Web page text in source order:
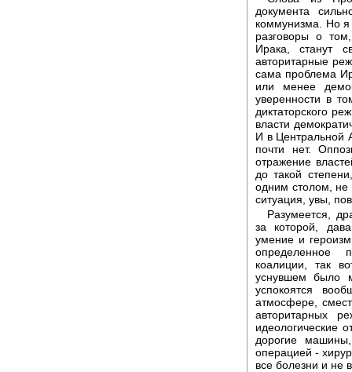
документа
коммунизма. Но я
разговоры о
Ирака, станут
авторитарные
сама проблема
или менее
уверенности в
диктаторского
власти
И в Центральной
почти нет.
отражение
до такой
одним столом, не
ситуация, увы,
Разумеется,
за которой,
умение и
определенное
коалиции, так
уснувшем было
успокоятся
атмосфере,
авторитарных
идеологические
дорогие
операцией -
все болезни и не